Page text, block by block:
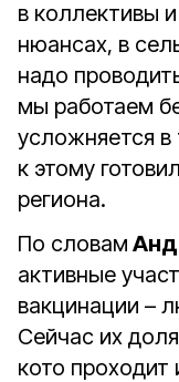
в коллективы
нюансах, в
надо
мы работаем
усложняется в
к этому
региона.
По словам
активные
вакцинации –
Сейчас их
кото